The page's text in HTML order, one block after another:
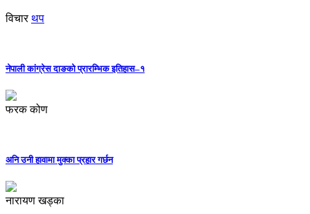
विचार थप
नेपाली कांग्रेस दाङको प्रारम्भिक इतिहास–१
फरक कोण
अनि उनी हावामा मुक्का प्रहार गर्छन
नारायण खड्का